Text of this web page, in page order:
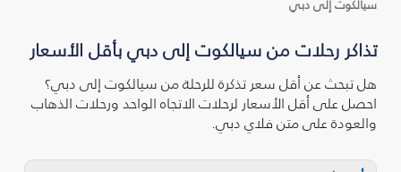
سيالكوت إلى دبي
تذاكر رحلات من سيالكوت إلى دبي بأقل الأسعار
هل تبحث عن أقل سعر تذكرة للرحلة من سيالكوت إلى دبي؟
احصل على أقل الأسعار لرحلات الاتجاه الواحد ورحلات الذهاب
والعودة على متن فلاي دبي.